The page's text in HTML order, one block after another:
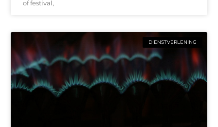
of festival,
DIENSTVERLENING